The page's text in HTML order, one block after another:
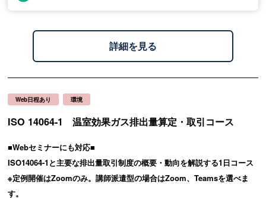
詳細を見る
Web日程あり 環境
ISO 14064-1 温室効果ガス排出量算定・取引コース
■Webセミナーにも対応■
ISO14064-1と主要な排出量取引制度の概要・動向を解説する1日コース
※定例開催はZoomのみ。講師派遣型の場合はZoom、Teamsを選べま
す。